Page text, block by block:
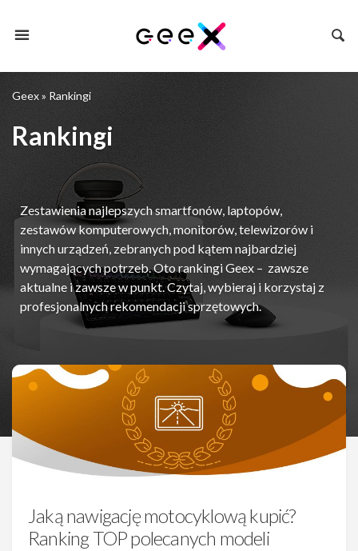
Geex» Rankingi
Rankingi
Zestawienia najlepszych smartfonów, laptopów,
zestawów komputerowych, monitorów, telewizorów i
innych urządzeń, zebranych pod kątem najbardziej
wymagających potrzeb. Oto rankingi Geex – zawsze
aktualne i zawsze w punkt. Czytaj, wybieraj i korzystaj z
profesjonalnych rekomendacji sprzętowych.
Jaką nawigację motocyklową kupić?
Ranking TOP polecanych modeli